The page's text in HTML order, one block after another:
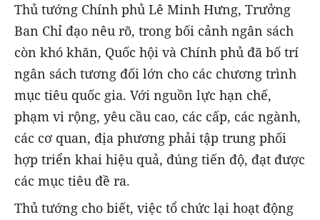
Thủ tướng Chính phủ Lê Minh Hưng, Trưởng
Ban Chỉ đạo nêu rõ, trong bối cảnh ngân sách
còn khó khăn, Quốc hội và Chính phủ đã bố trí
ngân sách tương đối lớn cho các chương trình
mục tiêu quốc gia. Với nguồn lực hạn chế,
phạm vi rộng, yêu cầu cao, các cấp, các ngành,
các cơ quan, địa phương phải tập trung phối
hợp triển khai hiệu quả, đúng tiến độ, đạt được
các mục tiêu đề ra.
Thủ tướng cho biết, việc tổ chức lại hoạt động